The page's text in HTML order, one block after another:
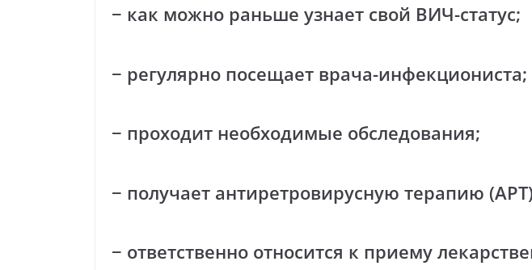
− как можно раньше узнает свой ВИЧ-статус;
− регулярно посещает врача-инфекциониста;
− проходит необходимые обследования;
− получает антиретровирусную терапию
− ответственно относится к приему